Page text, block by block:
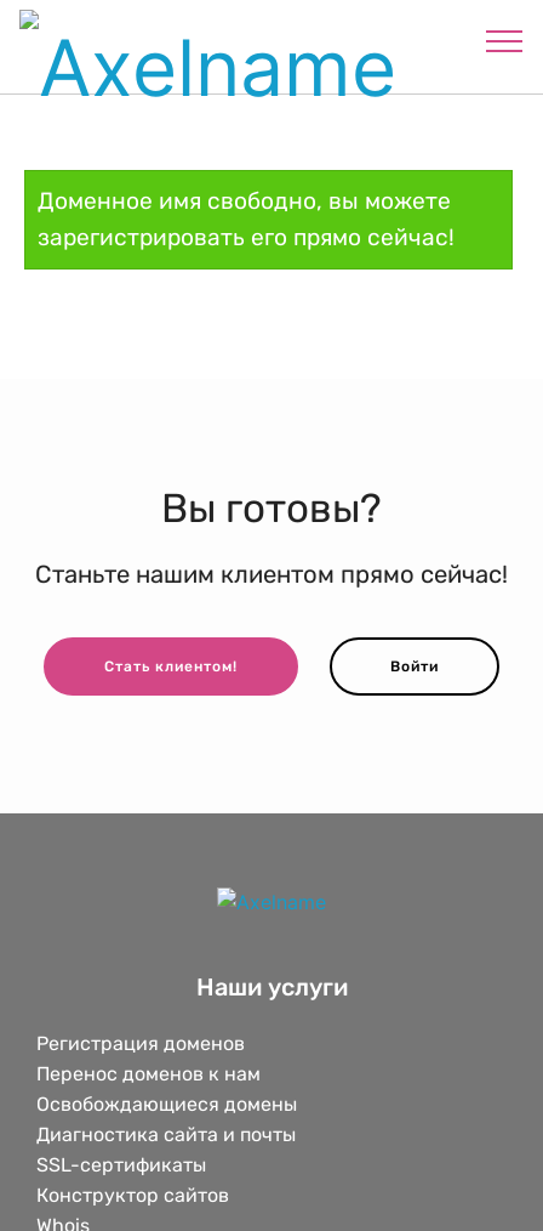
Доменное имя свободно, вы можете
зарегистрировать его прямо сейчас!
Вы готовы?
Станьте нашим клиентом прямо сейчас!
Стать клиентом! Войти
Наши услуги
Регистрация доменов
Перенос доменов к нам
Освобождающиеся домены
Диагностика сайта и почты
SSL-сертификаты
Конструктор сайтов
Whois